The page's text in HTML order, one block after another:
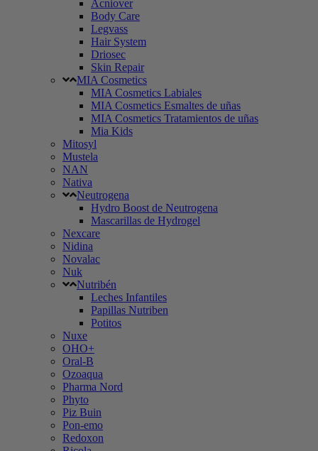
Acniover
Body Care
Legvass
Hair System
Driosec
Skin Repair
MIA Cosmetics
MIA Cosmetics Labiales
MIA Cosmetics Esmaltes de uñas
MIA Cosmetics Tratamientos de uñas
Mia Kids
Mitosyl
Mustela
NAN
Nativa
Neutrogena
Hydro Boost de Neutrogena
Mascarillas de Hydrogel
Nexcare
Nidina
Novalac
Nuk
Nutribén
Leches Infantiles
Papillas Nutriben
Potitos
Nuxe
OHO+
Oral-B
Ozoaqua
Pharma Nord
Phyto
Piz Buin
Pon-emo
Redoxon